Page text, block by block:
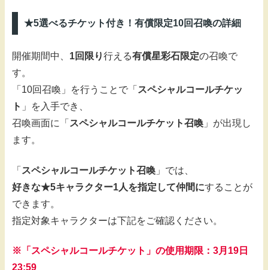
★5選べるチケット付き！有償限定10回召喚の詳細
開催期間中、 1回限り行える有償星彩石限定の召喚で
す。
「10回召喚」を行うことで「 スペシャルコールチケッ
ト 」を入手でき、
召喚画面に「 スペシャルコールチケット召喚 」が出現し
ます。
「 スペシャルコールチケット召喚 」では、
好きな★5キャラクター1人を指定して仲間にすることが
できます。
指定対象キャラクターは下記をご確認ください。
※「スペシャルコールチケット」の使用期限：3月19日
23:59